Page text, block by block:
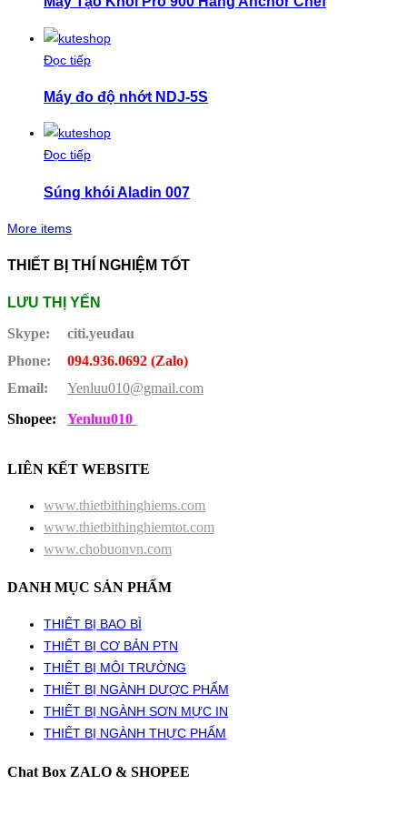
Đọc tiếp
Máy đo độ nhớt NDJ-5S
Đọc tiếp
Súng khói Aladin 007
More items
THIẾT BỊ THÍ NGHIỆM TỐT
LƯU THỊ YẾN
Skype:
citi.yeudau
Phone:
094.936.0692 (Zalo)
Email:
Yenluu010@gmail.com
Shopee:
Yenluu010
LIÊN KẾT WEBSITE
www.thietbithinghiems.com
www.thietbithinghiemtot.com
www.chobuonvn.com
DANH MỤC SẢN PHẨM
THIẾT BỊ BAO BÌ
THIẾT BỊ CƠ BẢN PTN
THIẾT BỊ MÔI TRƯỜNG
THIẾT BỊ NGÀNH DƯỢC PHẨM
THIẾT BỊ NGÀNH SƠN MỰC IN
THIẾT BỊ NGÀNH THỰC PHẨM
Chat Box ZALO & SHOPEE